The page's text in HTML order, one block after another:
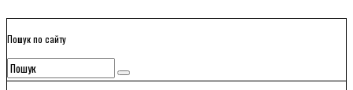
Пошук по сайту